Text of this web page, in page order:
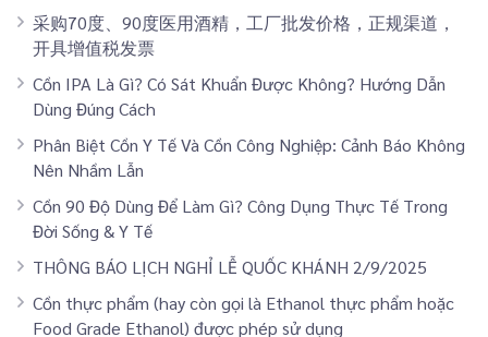
采购70度、90度医用酒精，工厂批发价格，正规渠道，
开具增值税发票
Cồn IPA Là Gì? Có Sát Khuẩn Được Không? Hướng Dẫn
Dùng Đúng Cách
Phân Biệt Cồn Y Tế Và Cồn Công Nghiệp: Cảnh Báo Không
Nên Nhầm Lẫn
Cồn 90 Độ Dùng Để Làm Gì? Công Dụng Thực Tế Trong
Đời Sống & Y Tế
THÔNG BÁO LỊCH NGHỈ LỄ QUỐC KHÁNH 2/9/2025
Cồn thực phẩm (hay còn gọi là Ethanol thực phẩm hoặc
Food Grade Ethanol) được phép sử dụng